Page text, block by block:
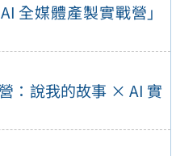
全媒體產製實戰營」
：說我的故事 × AI 實